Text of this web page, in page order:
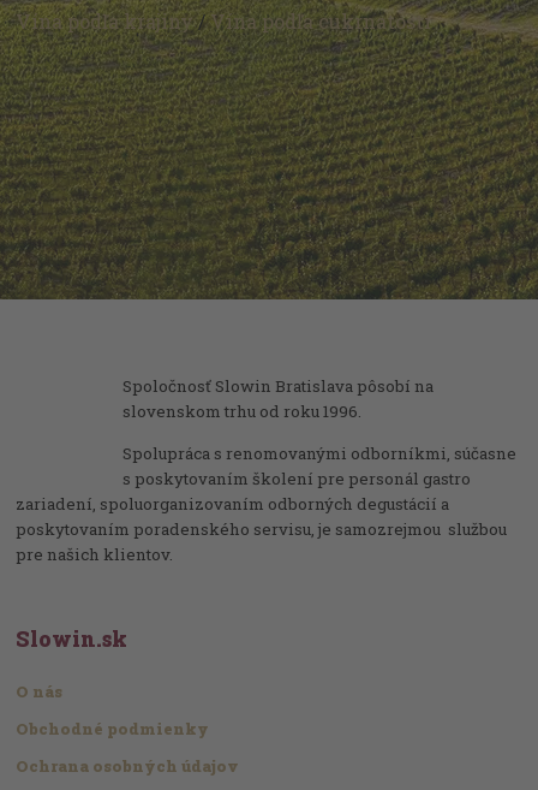
Vína podľa krajiny/Vína podľa cukrnatosti
Spoločnosť Slowin Bratislava pôsobí na
slovenskom trhu od roku 1996.
Spolupráca s renomovanými odborníkmi, súčasne
s poskytovaním školení pre personál gastro
zariadení, spoluorganizovaním odborných degustácií a
poskytovaním poradenského servisu, je samozrejmou službou
pre našich klientov.
Slowin.sk
O nás
Obchodné podmienky
Ochrana osobných údajov